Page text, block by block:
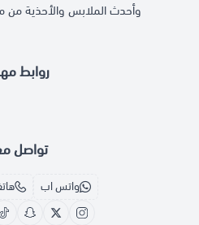
روابط
وأحدث الملابس والأحذية من
تواصل
واتس اب